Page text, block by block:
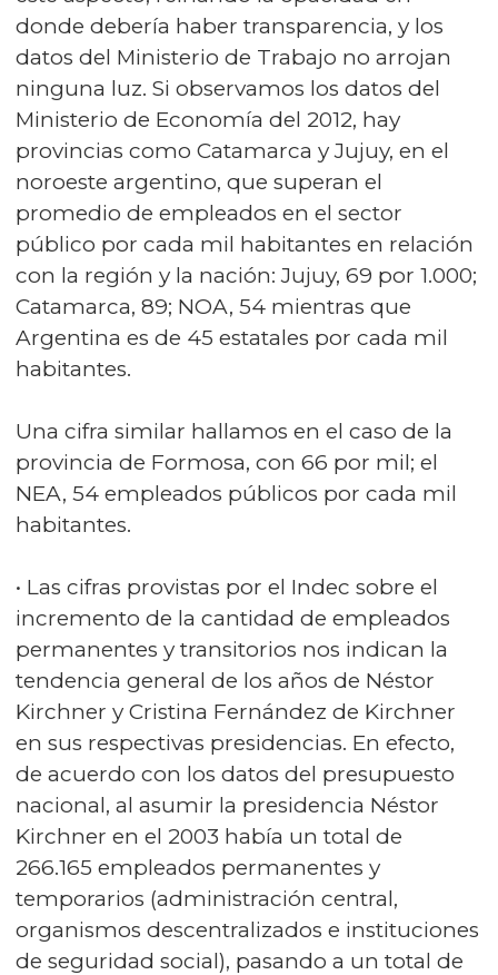
donde debería haber transparencia, y los
datos del Ministerio de Trabajo no arrojan
ninguna luz. Si observamos los datos del
Ministerio de Economía del 2012, hay
provincias como Catamarca y Jujuy, en el
noroeste argentino, que superan el
promedio de empleados en el sector
público por cada mil habitantes en relación
con la región y la nación: Jujuy, 69 por 1.000;
Catamarca, 89; NOA, 54 mientras que
Argentina es de 45 estatales por cada mil
habitantes.
Una cifra similar hallamos en el caso de la
provincia de Formosa, con 66 por mil; el
NEA, 54 empleados públicos por cada mil
habitantes.
• Las cifras provistas por el Indec sobre el
incremento de la cantidad de empleados
permanentes y transitorios nos indican la
tendencia general de los años de Néstor
Kirchner y Cristina Fernández de Kirchner
en sus respectivas presidencias. En efecto,
de acuerdo con los datos del presupuesto
nacional, al asumir la presidencia Néstor
Kirchner en el 2003 había un total de
266.165 empleados permanentes y
temporarios (administración central,
organismos descentralizados e instituciones
de seguridad social), pasando a un total de